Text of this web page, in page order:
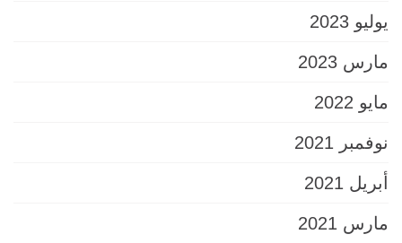
يوليو 2023
مارس 2023
مايو 2022
نوفمبر 2021
أبريل 2021
مارس 2021